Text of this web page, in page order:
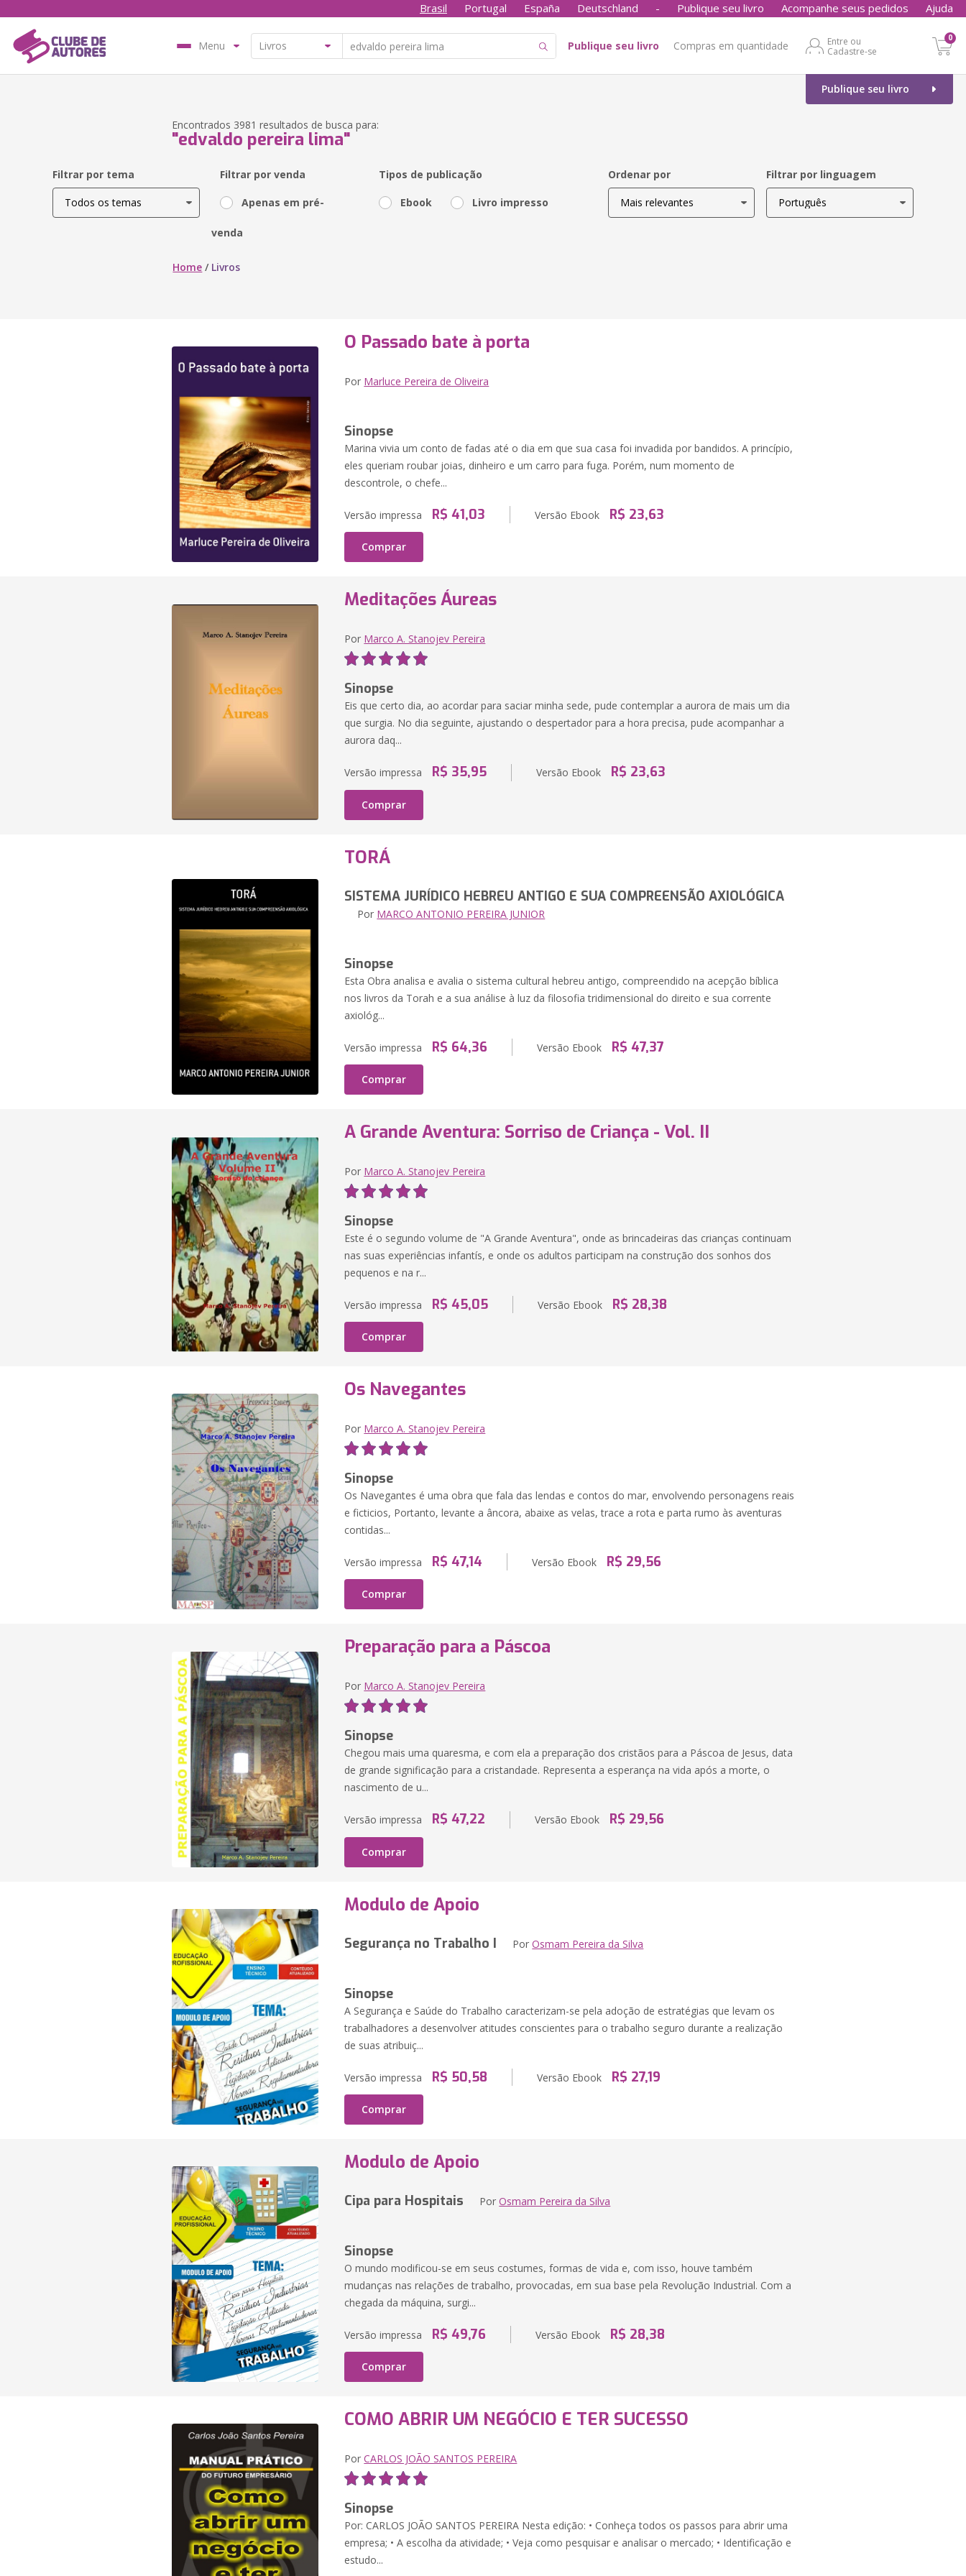
Brasil Portugal España Deutschland - Publique seu livro Acompanhe seus pedidos Ajuda
Menu Publique seu livro Compras em quantidade
Entre ou
Cadastre-se
0
Publique seu livro
Encontrados 3981 resultados de busca para:
"edvaldo pereira lima"
Filtrar por tema Filtrar por venda
Apenas em pré-
venda
Tipos de publicação
Ebook Livro impresso
Ordenar por Filtrar por linguagem
Home / Livros
O Passado bate à porta
Por Marluce Pereira de Oliveira
Sinopse
Marina vivia um conto de fadas até o dia em que sua casa foi invadida por bandidos. A princípio,
eles queriam roubar joias, dinheiro e um carro para fuga. Porém, num momento de
descontrole, o chefe...
Versão impressa R$ 41,03 Versão Ebook R$ 23,63
Comprar
Meditações Áureas
Por Marco A. Stanojev Pereira
Sinopse
Eis que certo dia, ao acordar para saciar minha sede, pude contemplar a aurora de mais um dia
que surgia. No dia seguinte, ajustando o despertador para a hora precisa, pude acompanhar a
aurora daq...
Versão impressa R$ 35,95 Versão Ebook R$ 23,63
Comprar
TORÁ
SISTEMA JURÍDICO HEBREU ANTIGO E SUA COMPREENSÃO AXIOLÓGICA
Por MARCO ANTONIO PEREIRA JUNIOR
Sinopse
Esta Obra analisa e avalia o sistema cultural hebreu antigo, compreendido na acepção bíblica
nos livros da Torah e a sua análise à luz da filosofia tridimensional do direito e sua corrente
axiológ...
Versão impressa R$ 64,36 Versão Ebook R$ 47,37
Comprar
A Grande Aventura: Sorriso de Criança - Vol. II
Por Marco A. Stanojev Pereira
Sinopse
Este é o segundo volume de "A Grande Aventura", onde as brincadeiras das crianças continuam
nas suas experiências infantís, e onde os adultos participam na construção dos sonhos dos
pequenos e na r...
Versão impressa R$ 45,05 Versão Ebook R$ 28,38
Comprar
Os Navegantes
Por Marco A. Stanojev Pereira
Sinopse
Os Navegantes é uma obra que fala das lendas e contos do mar, envolvendo personagens reais
e ficticios, Portanto, levante a âncora, abaixe as velas, trace a rota e parta rumo às aventuras
contidas...
Versão impressa R$ 47,14 Versão Ebook R$ 29,56
Comprar
Preparação para a Páscoa
Por Marco A. Stanojev Pereira
Sinopse
Chegou mais uma quaresma, e com ela a preparação dos cristãos para a Páscoa de Jesus, data
de grande significação para a cristandade. Representa a esperança na vida após a morte, o
nascimento de u...
Versão impressa R$ 47,22 Versão Ebook R$ 29,56
Comprar
Modulo de Apoio
Segurança no Trabalho I PorOsmam Pereira da Silva
Sinopse
A Segurança e Saúde do Trabalho caracterizam-se pela adoção de estratégias que levam os
trabalhadores a desenvolver atitudes conscientes para o trabalho seguro durante a realização
de suas atribuiç...
Versão impressa R$ 50,58 Versão Ebook R$ 27,19
Comprar
Modulo de Apoio
Cipa para Hospitais PorOsmam Pereira da Silva
Sinopse
O mundo modificou-se em seus costumes, formas de vida e, com isso, houve também
mudanças nas relações de trabalho, provocadas, em sua base pela Revolução Industrial. Com a
chegada da máquina, surgi...
Versão impressa R$ 49,76 Versão Ebook R$ 28,38
Comprar
COMO ABRIR UM NEGÓCIO E TER SUCESSO
PorCARLOS JOÃO SANTOS PEREIRA
Sinopse
Por: CARLOS JOÃO SANTOS PEREIRA Nesta edição: • Conheça todos os passos para abrir uma
empresa; • A escolha da atividade; • Veja como pesquisar e analisar o mercado; • Identificação e
estudo...